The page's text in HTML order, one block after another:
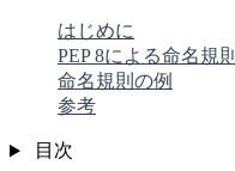
はじめに
PEP 8による命名規則
命名規則の例
参考
目次